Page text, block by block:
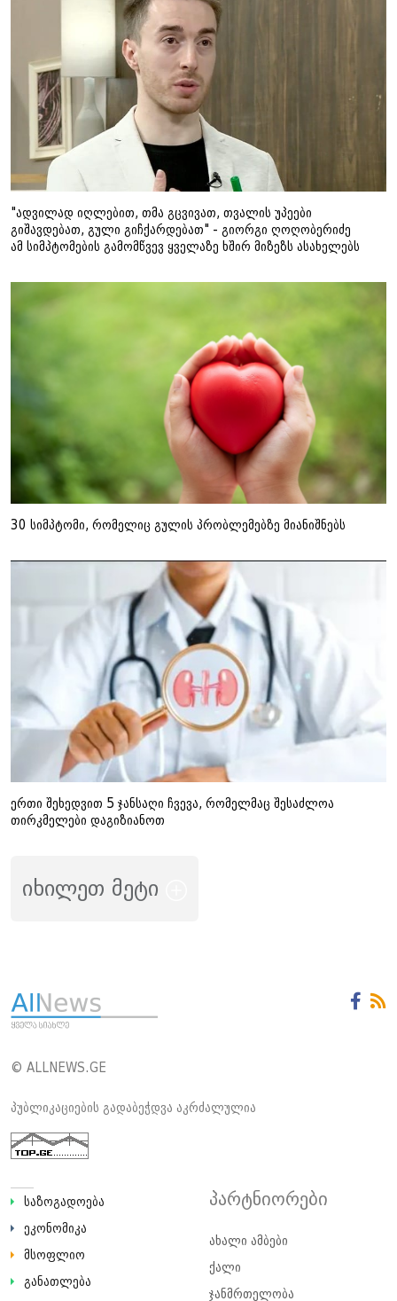
"ადვილად იღლებით, თმა გცვივათ, თვალის უპეები
გიშავდებათ, გული გიჩქარდებათ" - გიორგი ღოღობერიძე
ამ სიმპტომების გამომწვევ ყველაზე ხშირ მიზეზს ასახელებს
30 სიმპტომი, რომელიც გულის პრობლემებზე მიანიშნებს
ერთი შეხედვით 5 ჯანსაღი ჩვევა, რომელმაც შესაძლოა
თირკმელები დაგიზიანოთ
იხილეთ მეტი
© ALLNEWS.GE
პუბლიკაციების გადაბეჭდვა აკრძალულია
საზოგადოება
ეკონომიკა
მსოფლიო
განათლება
პარტნიორები
ახალი ამბები
ქალი
ჯანმრთელობა